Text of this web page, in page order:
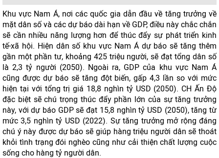
Khu vực Nam Á, nơi các quốc gia dẫn đầu về tăng trưởng về
mặt dân số và các dự báo dài hạn về GDP, điều này chắc chắn
sẽ cần nhiều năng lượng hơn để thúc đẩy sự phát triển kinh
tế-xã hội. Hiện dân số khu vực Nam Á dự báo ​​sẽ tăng thêm
gần một phần tư, khoảng 425 triệu người, sẽ đạt tổng dân số
là 2,3 tỷ người (2050). Ngoài ra, GDP của khu vực Nam Á
cũng được dự báo sẽ tăng đột biến, gấp 4,3 lần so với mức
hiện tại với tổng trị giá 18,8 nghìn tỷ USD (2050). CH Ấn Độ
đặc biệt sẽ chú trọng thúc đẩy phần lớn của sự tăng trưởng
này, với dự báo GDP sẽ đạt 15,8 nghìn tỷ USD (2050), tăng từ
mức 3,5 nghìn tỷ USD (2022). Sự tăng trưởng mở rộng đáng
chú ý này được dự báo sẽ giúp hàng triệu người dân sẽ thoát
khỏi tình trạng đói nghèo cũng như cải thiện chất lượng cuộc
sống cho hàng tỷ người dân.